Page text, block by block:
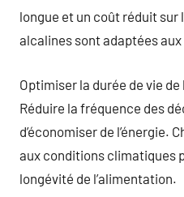
longue et un coût réduit sur
alcalines sont adaptées
Optimiser la durée de vie
Réduire la fréquence des
d’économiser de l’énergie.
aux conditions climatiques
longévité de l’alimentation.